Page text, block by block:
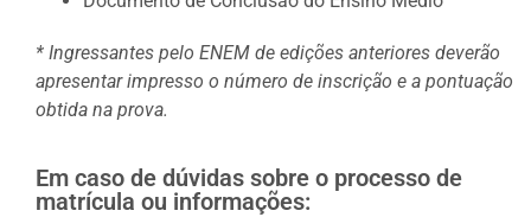
* Ingressantes pelo ENEM de edições anteriores deverão
apresentar impresso o número de inscrição e a pontuação
obtida na prova.
Em caso de dúvidas sobre o processo de
matrícula ou informações: